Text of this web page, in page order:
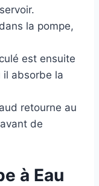
la pompe,
est ensuite
il absorbe la
retourne au
de
à Eau